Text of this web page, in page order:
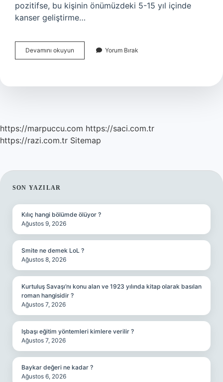
pozitifse, bu kişinin önümüzdeki 5-15 yıl içinde
kanser geliştirme…
Devamını okuyun
Testi
Ne
Yorum Bırak
https://marpuccu.com https://saci.com.tr
https://razi.com.tr Sitemap
SIDEBAR
SON YAZILAR
Kılıç hangi bölümde ölüyor ?
Ağustos 9, 2026
Smite ne demek LoL ?
Ağustos 8, 2026
Kurtuluş Savaşı’nı konu alan ve 1923 yılında kitap olarak basılan
roman hangisidir ?
Ağustos 7, 2026
Işbaşı eğitim yöntemleri kimlere verilir ?
Ağustos 7, 2026
Baykar değeri ne kadar ?
Ağustos 6, 2026